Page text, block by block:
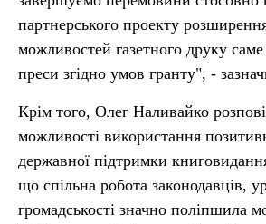
партнерського проекту
можливостей газетного друку саме
преси згідно умов гранту", -
Крім того, Олег Наливайко
можливості використання
державної підтримки
що спільна робота законодавців,
громадськості значно поліпшила